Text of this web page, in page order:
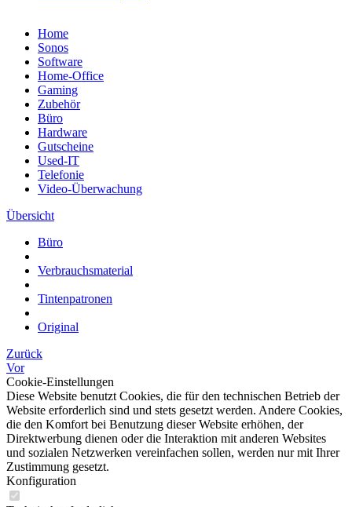
Home
Sonos
Software
Home-Office
Gaming
Zubehör
Büro
Hardware
Gutscheine
Used-IT
Telefonie
Video-Überwachung
Übersicht
Büro
Verbrauchsmaterial
Tintenpatronen
Original
Zurück
Vor
Cookie-Einstellungen
Diese Website benutzt Cookies, die für den technischen Betrieb der
Website erforderlich sind und stets gesetzt werden. Andere Cookies,
die den Komfort bei Benutzung dieser Website erhöhen, der
Direktwerbung dienen oder die Interaktion mit anderen Websites
und sozialen Netzwerken vereinfachen sollen, werden nur mit Ihrer
Zustimmung gesetzt.
Konfiguration